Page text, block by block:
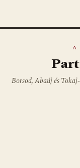
A
Borsod, Abaúj és